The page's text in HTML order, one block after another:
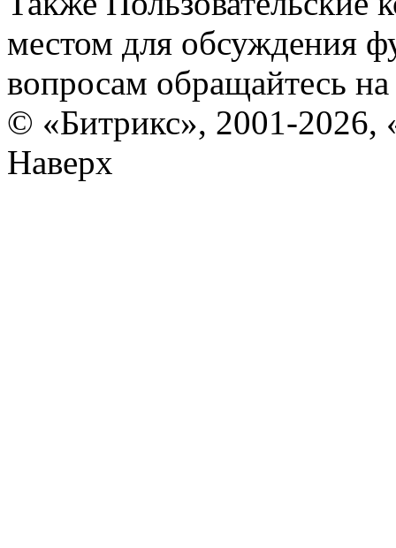
местом для обсуждения
вопросам обращайтесь
© «Битрикс», 2001-2026,
Наверх